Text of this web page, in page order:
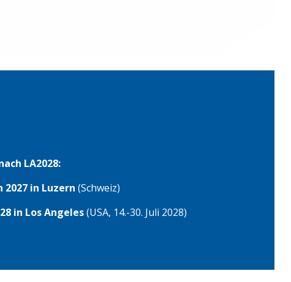
LA2028:
in Luzern (Schweiz)
in Los Angeles(USA, 14.-30. Juli 2028)